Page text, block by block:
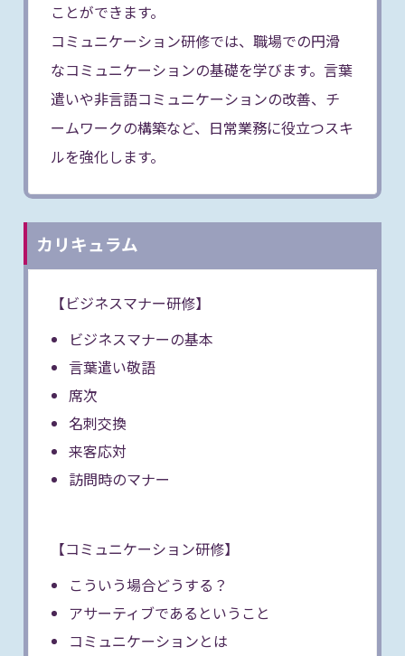
ことができます。
コミュニケーション研修では、職場での円滑
なコミュニケーションの基礎を学びます。言葉
遣いや非言語コミュニケーションの改善、チ
ームワークの構築など、日常業務に役立つスキ
ルを強化します。
カリキュラム
【ビジネスマナー研修】
ビジネスマナーの基本
言葉遣い敬語
席次
名刺交換
来客応対
訪問時のマナー
【コミュニケーション研修】
こういう場合どうする？
アサーティブであるということ
コミュニケーションとは